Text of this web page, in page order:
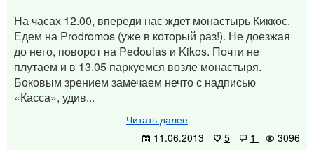
На часах 12.00, впереди нас ждет монастырь Киккос.
Едем на Prodromos (уже в который раз!). Не доезжая
до него, поворот на Pedoulas и Kikos. Почти не
плутаем и в 13.05 паркуемся возле монастыря.
Боковым зрением замечаем нечто с надписью
«Касса», удив...
Читать далее
11.06.2013
5 1 3096